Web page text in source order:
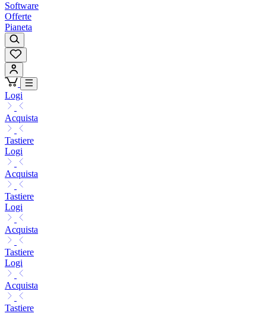
Software
Offerte
Pianeta
Logi
Acquista
Tastiere
Logi
Acquista
Tastiere
Logi
Acquista
Tastiere
Logi
Acquista
Tastiere